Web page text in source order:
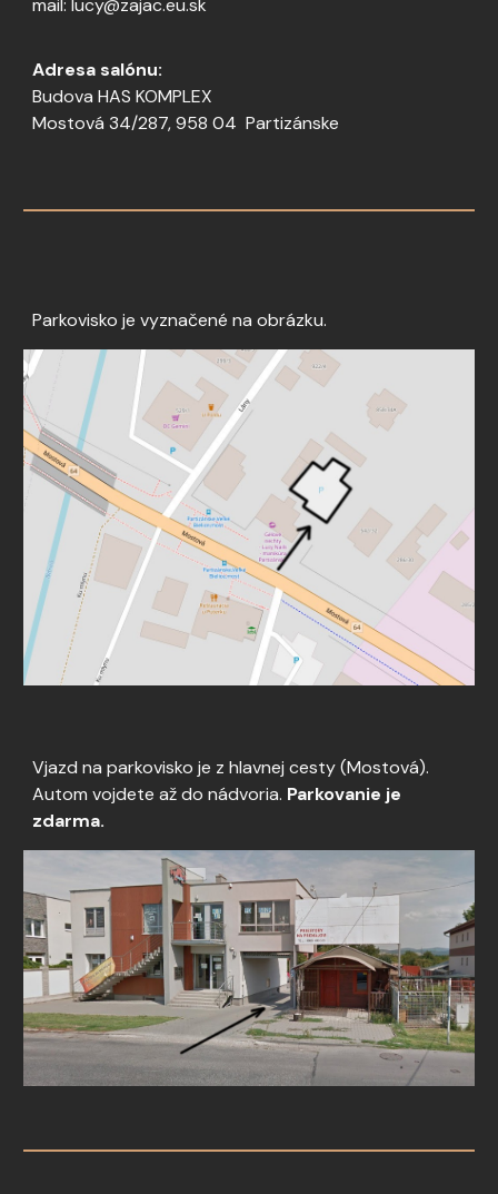
mail: lucy@zajac.eu.sk
Adresa salónu:
Budova HAS KOMPLEX
Mostová 34/287, 958 04 Partizánske
Parkovisko je vyznačené na obrázku.
Vjazd na parkovisko je z hlavnej cesty (Mostová).
Autom vojdete až do nádvoria. Parkovanie je
zdarma.